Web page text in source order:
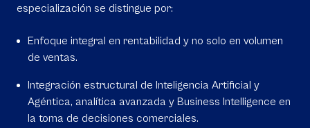
especialización se distingue por:
Enfoque integral en rentabilidad y no solo en volumen
de ventas.
Integración estructural de Inteligencia Artificial y
Agéntica, analítica avanzada y Business Intelligence en
la toma de decisiones comerciales.